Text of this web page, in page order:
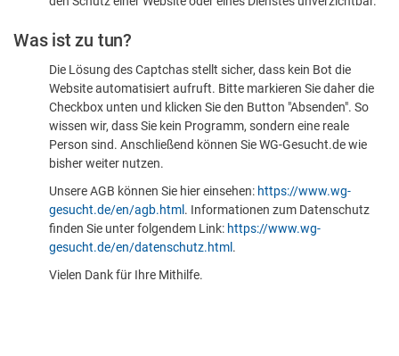
sind
Was ist zu tun?
Die Lösung des Captchas stellt sicher, dass kein Bot die
Website automatisiert aufruft. Bitte markieren Sie daher die
Checkbox unten und klicken Sie den Button "Absenden". So
wissen wir, dass Sie kein Programm, sondern eine reale
Person sind. Anschließend können Sie WG-Gesucht.de wie
bisher weiter nutzen.
Unsere AGB können Sie hier einsehen: https://www.wg-
gesucht.de/en/agb.html . Informationen zum Datenschutz
finden Sie unter folgendem Link: https://www.wg-
gesucht.de/en/datenschutz.html .
Vielen Dank für Ihre Mithilfe.